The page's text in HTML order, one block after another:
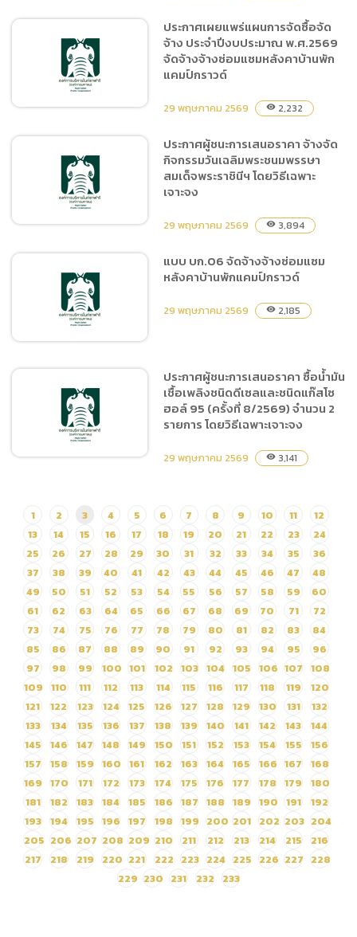
ประกาศผู้ชนะการเสนอราคา
ประกวดราคาซื้อวัสดุงาน
อิเล็กทรอนิกส์ จำนวน 15
รายการ ด้วยวิธีประกวดราคา
ประกาศเผยแพร่แผนการจัด
ซื้อจัดจ้าง ประจำปีงบประมาณ
พ.ศ.2569 จัดจ้างจ้าง
ซ่อมแซมหลังคาบ้านพักแคมป์
ประกาศเผยแพร่แผนการจัดซื้อจัด
จ้าง ประจำปีงบประมาณ พ.ศ.2569
จัดจ้างจ้างซ่อมแซมหลังคาบ้านพัก
แคมป์กราวด์
29 พฤษภาคม 2569 visibility 2,232
ประกาศผู้ชนะการเสนอราคา
จ้างจัดกิจกรรมวันเฉลิม
พระชนมพรรษาสมเด็จพระราชิ
นีฯ โดยวิธีเฉพาะเจาะจง
ประกาศผู้ชนะการเสนอราคา จ้างจัด
กิจกรรมวันเฉลิมพระชนมพรรษา
สมเด็จพระราชินีฯ โดยวิธีเฉพาะ
เจาะจง
29 พฤษภาคม 2569 visibility 3,894
แบบ บก.06 จัดจ้างจ้าง
ซ่อมแซมหลังคาบ้านพักแคมป์
แบบ บก.06 จัดจ้างจ้างซ่อมแซม
หลังคาบ้านพักแคมป์กราวด์
29 พฤษภาคม 2569 visibility 2,185
ประกาศผู้ชนะการเสนอราคา
ซื้อน้ำมันเชื้อเพลิงชนิดดีเซล
และชนิดแก๊สโซฮอล์ 95 (ครั้ง
ที่ 8/2569) จำนวน 2 รายการ
โดยวิธีเฉพาะเจาะจง
ประกาศผู้ชนะการเสนอราคา ซื้อน้ำมัน
เชื้อเพลิงชนิดดีเซลและชนิดแก๊สโซ
ฮอล์ 95 (ครั้งที่ 8/2569) จำนวน 2
รายการ โดยวิธีเฉพาะเจาะจง
29 พฤษภาคม 2569 visibility 3,141
1 2 3 4 5 6 7 8 9 10 11
12
13
14 15 16 17 18 19 20 21 22 23
24
25
26 27 28 29 30 31 32 33 34 35
36
37
38 39 40 41 42 43 44 45 46 47
48
49
50 51 52 53 54 55 56 57 58 59
60
61
62 63 64 65 66 67 68 69 70 71
72
73
74 75 76 77 78 79 80 81 82 83
84
85
86 87 88 89 90 91 92 93 94 95
96
97
98 99 100 101 102 103 104 105 106 107 108
109 110 111 112 113 114 115 116 117 118 119
120
121
122 123 124 125 126 127 128 129 130 131
132
133
134 135 136 137 138 139 140 141 142 143
144
145
146 147 148 149 150 151 152 153 154 155
156
157
158 159 160 161 162 163 164 165 166 167
168
169 170 171 172 173 174 175 176 177 178 179
180
181
182 183 184 185 186 187 188 189 190 191
192
193 194 195 196 197 198 199 200 201 202 203 204
205 206 207 208 209 210 211 212 213 214 215
216
217
218 219 220 221 222 223 224 225 226 227 228
229 230 231 232 233